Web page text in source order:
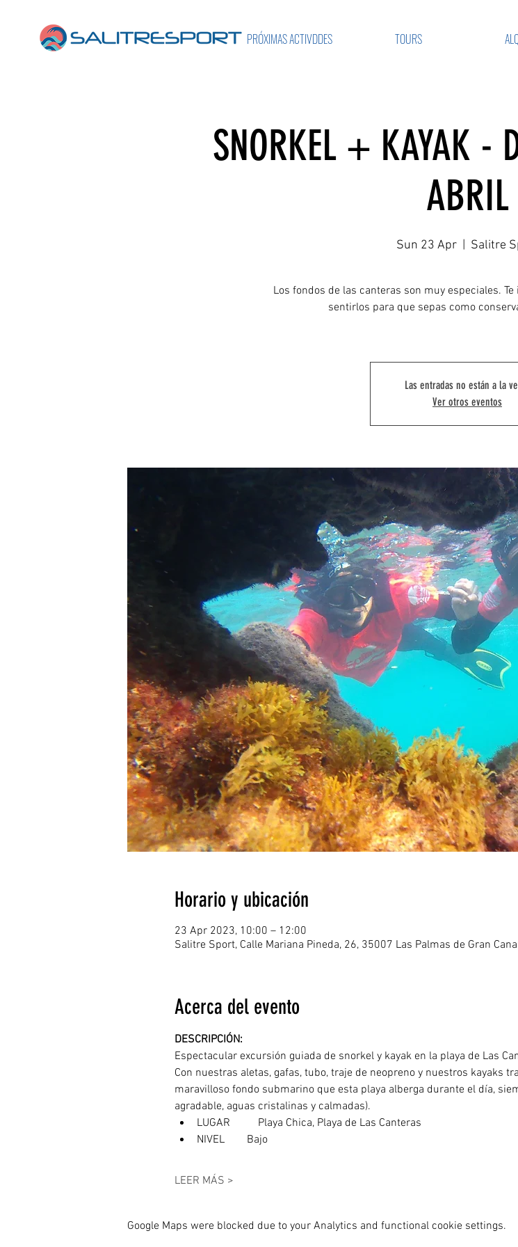
PRÓXIMAS ACTIVDDES TOURS
SNORKEL + KAYAK -
ABRIL
Sun 23 Apr
  |
Salitre
Los fondos de las canteras son muy especiales.
sentirlos para que sepas como
Las entradas no están a la
Ver otros eventos
Horario y ubicación
23 Apr 2023, 10:00 – 12:00
Salitre Sport, Calle Mariana Pineda, 26, 35007 Las Palmas de Gran
Acerca del evento
DESCRIPCIÓN:
Espectacular excursión guiada de snorkel y kayak en la playa de Las
Con nuestras aletas, gafas, tubo, traje de neopreno y nuestros kayaks
maravilloso fondo submarino que esta playa alberga durante el día,
agradable, aguas cristalinas y calmadas).
LUGAR	  Playa Chica, Playa de Las Canteras
NIVEL        Bajo
LEER MÁS >
Google Maps were blocked due to your Analytics and functional cookie settings.